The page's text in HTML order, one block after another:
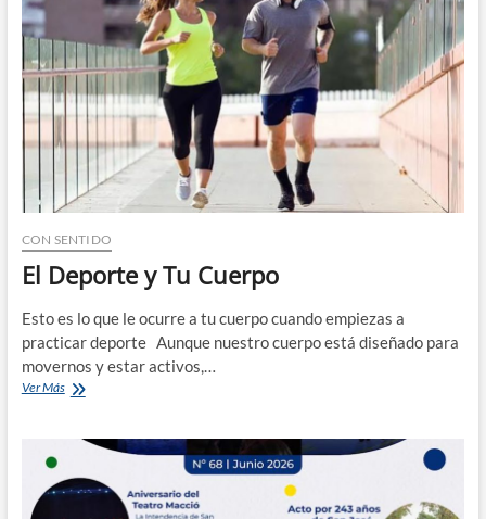
CON SENTIDO
El Deporte y Tu Cuerpo
Esto es lo que le ocurre a tu cuerpo cuando empiezas a
practicar deporte Aunque nuestro cuerpo está diseñado para
movernos y estar activos,…
Ver MásEl